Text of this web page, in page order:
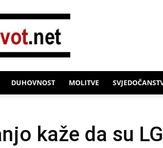
Novi
DUHOVNOST MOLITVE
kaže da su